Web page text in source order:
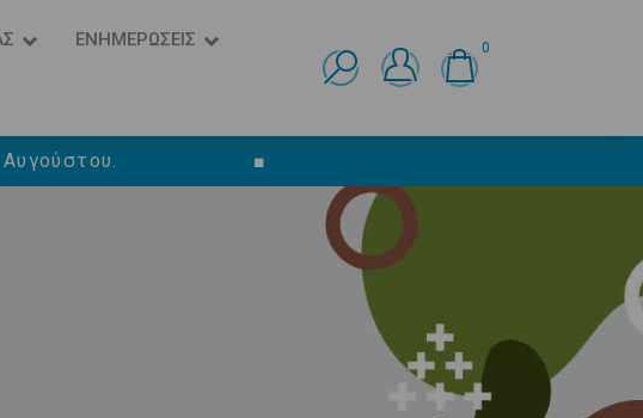
ΕΝΗΜΕΡΩΣΕΙΣ 0
■